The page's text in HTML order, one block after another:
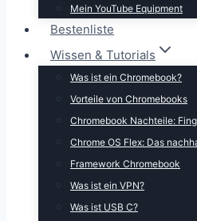
Mein YouTube Equipment
Bestenliste
Wissen & Tutorials
Was ist ein Chromebook?
Vorteile von Chromebooks
Chromebook Nachteile:
Chrome OS Flex: Das
Framework Chromebook
Was ist ein VPN?
Was ist USB C?